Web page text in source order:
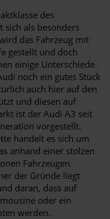
des
sich als besonders
das Fahrzeug mit
gestellt und doch
einige Unterschiede.
noch ein gutes Stück
auch hier auf den
und diesen auf
ist der Audi A3 seit
vorgestellt.
handelt es sich um
anhand einer stolzen
Fahrzeugen
der Gründe liegt
daran, dass auf
oder ein
werden.